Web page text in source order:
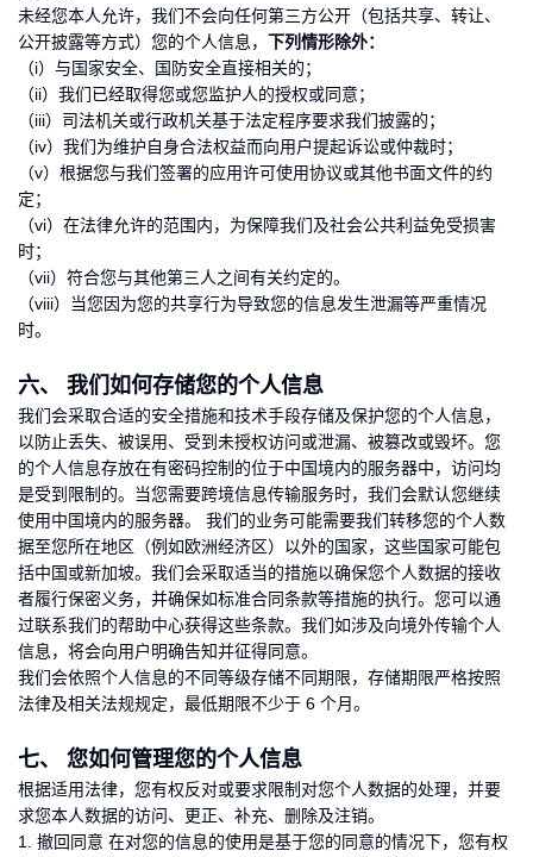
未经您本人允许，我们不会向任何第三方公开（包括共享、转让、
公开披露等方式）您的个人信息， 下列情形除外：
（i）与国家安全、国防安全直接相关的；
（ii）我们已经取得您或您监护人的授权或同意；
（iii）司法机关或行政机关基于法定程序要求我们披露的；
（iv）我们为维护自身合法权益而向用户提起诉讼或仲裁时；
（v）根据您与我们签署的应用许可使用协议或其他书面文件的约
定；
（vi）在法律允许的范围内，为保障我们及社会公共利益免受损害
时；
（vii）符合您与其他第三人之间有关约定的。
（viii）当您因为您的共享行为导致您的信息发生泄漏等严重情况
时。
六、 我们如何存储您的个人信息
我们会采取合适的安全措施和技术手段存储及保护您的个人信息，
以防止丢失、被误用、受到未授权访问或泄漏、被篡改或毁坏。您
的个人信息存放在有密码控制的位于中国境内的服务器中，访问均
是受到限制的。当您需要跨境信息传输服务时，我们会默认您继续
使用中国境内的服务器。 我们的业务可能需要我们转移您的个人数
据至您所在地区（例如欧洲经济区）以外的国家，这些国家可能包
括中国或新加坡。我们会采取适当的措施以确保您个人数据的接收
者履行保密义务，并确保如标准合同条款等措施的执行。您可以通
过联系我们的帮助中心获得这些条款。我们如涉及向境外传输个人
信息，将会向用户明确告知并征得同意。
我们会依照个人信息的不同等级存储不同期限，存储期限严格按照
法律及相关法规规定，最低期限不少于 6 个月。
七、 您如何管理您的个人信息
根据适用法律，您有权反对或要求限制对您个人数据的处理，并要
求您本人数据的访问、更正、补充、删除及注销。
1. 撤回同意 在对您的信息的使用是基于您的同意的情况下，您有权